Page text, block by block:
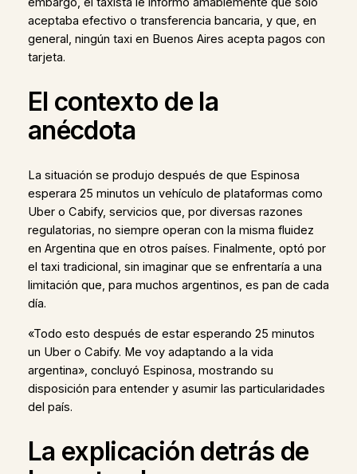
aceptaba efectivo o transferencia bancaria, y que, en
general, ningún taxi en Buenos Aires acepta pagos con
tarjeta.
El contexto de la
anécdota
La situación se produjo después de que Espinosa
esperara 25 minutos un vehículo de plataformas como
Uber o Cabify, servicios que, por diversas razones
regulatorias, no siempre operan con la misma fluidez
en Argentina que en otros países. Finalmente, optó por
el taxi tradicional, sin imaginar que se enfrentaría a una
limitación que, para muchos argentinos, es pan de cada
día.
«Todo esto después de estar esperando 25 minutos
un Uber o Cabify. Me voy adaptando a la vida
argentina», concluyó Espinosa, mostrando su
disposición para entender y asumir las particularidades
del país.
La explicación detrás de